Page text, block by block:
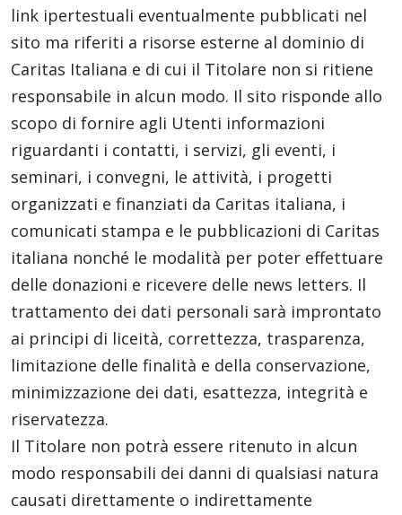
link ipertestuali eventualmente pubblicati nel
sito ma riferiti a risorse esterne al dominio di
Caritas Italiana e di cui il Titolare non si ritiene
responsabile in alcun modo. Il sito risponde allo
scopo di fornire agli Utenti informazioni
riguardanti i contatti, i servizi, gli eventi, i
seminari, i convegni, le attività, i progetti
organizzati e finanziati da Caritas italiana, i
comunicati stampa e le pubblicazioni di Caritas
italiana nonché le modalità per poter effettuare
delle donazioni e ricevere delle news letters. Il
trattamento dei dati personali sarà improntato
ai principi di liceità, correttezza, trasparenza,
limitazione delle finalità e della conservazione,
minimizzazione dei dati, esattezza, integrità e
riservatezza.
Il Titolare non potrà essere ritenuto in alcun
modo responsabili dei danni di qualsiasi natura
causati direttamente o indirettamente